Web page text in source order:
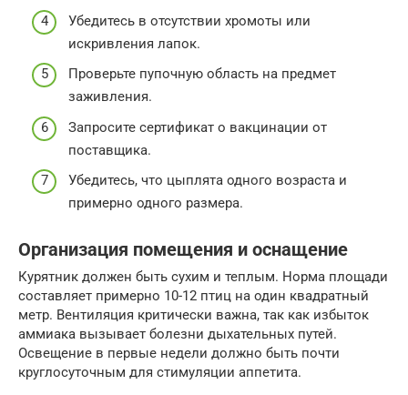
Убедитесь в отсутствии хромоты или
искривления лапок.
Проверьте пупочную область на предмет
заживления.
Запросите сертификат о вакцинации от
поставщика.
Убедитесь, что цыплята одного возраста и
примерно одного размера.
Организация помещения и оснащение
Курятник должен быть сухим и теплым. Норма площади
составляет примерно 10-12 птиц на один квадратный
метр. Вентиляция критически важна, так как избыток
аммиака вызывает болезни дыхательных путей.
Освещение в первые недели должно быть почти
круглосуточным для стимуляции аппетита.